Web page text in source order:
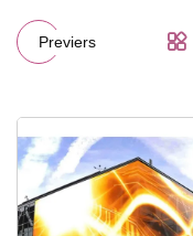
Previers